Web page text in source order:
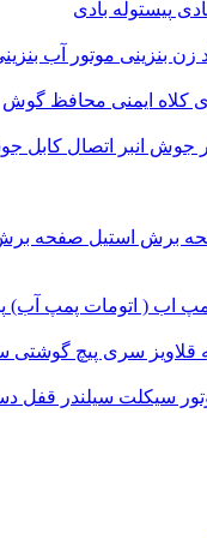
پیستوله بادی
بنزینی موتور آب
کلاه ایمنی محافظ گوش
جوش انبر اتصال کابل
برش‌ استیل صفحه
اب ( اتومات پمپ آب)
قلاویز سری پیچ گوشتی
سیکلت سیلندر قفل